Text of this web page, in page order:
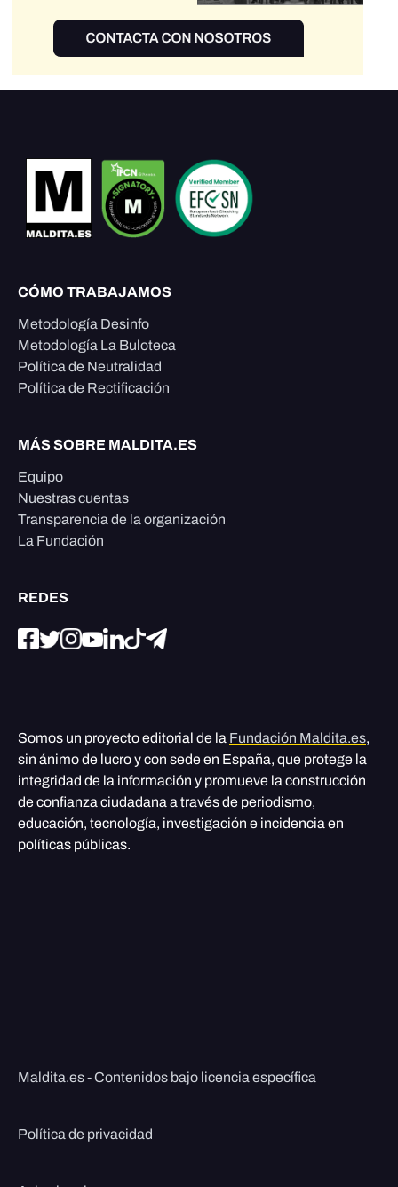
CÓMO TRABAJAMOS
Metodología Desinfo
Metodología La Buloteca
Política de Neutralidad
Política de Rectificación
MÁS SOBRE MALDITA.ES
Equipo
Nuestras cuentas
Transparencia de la organización
La Fundación
REDES
Somos un proyecto editorial de la Fundación Maldita.es,
sin ánimo de lucro y con sede en España, que protege la
integridad de la información y promueve la construcción
de confianza ciudadana a través de periodismo,
educación, tecnología, investigación e incidencia en
políticas públicas.
Maldita.es - Contenidos bajo licencia específica
Política de privacidad